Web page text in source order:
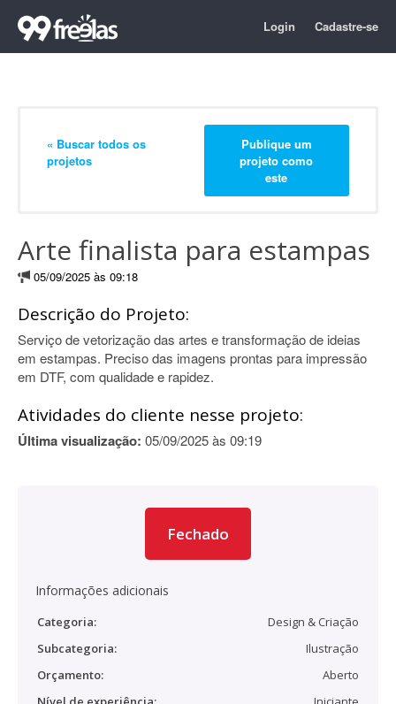
Login Cadastre-se
« Buscar todos os
projetos
Publique um
projeto como
este
Arte finalista para estampas
05/09/2025 às 09:18
Descrição do Projeto:
Serviço de vetorização das artes e transformação de ideias
em estampas. Preciso das imagens prontas para impressão
em DTF, com qualidade e rapidez.
Atividades do cliente nesse projeto:
Última visualização: 05/09/2025 às 09:19
Fechado
Informações adicionais
Categoria:
Design & Criação
Subcategoria:
Ilustração
Orçamento:
Aberto